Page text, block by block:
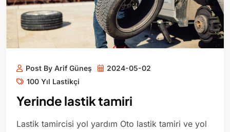
Post By Arif Güneş
2024-05-02
100 Yıl Lastikçi
Yerinde lastik tamiri
Lastik tamircisi yol yardım Oto lastik tamiri ve yol